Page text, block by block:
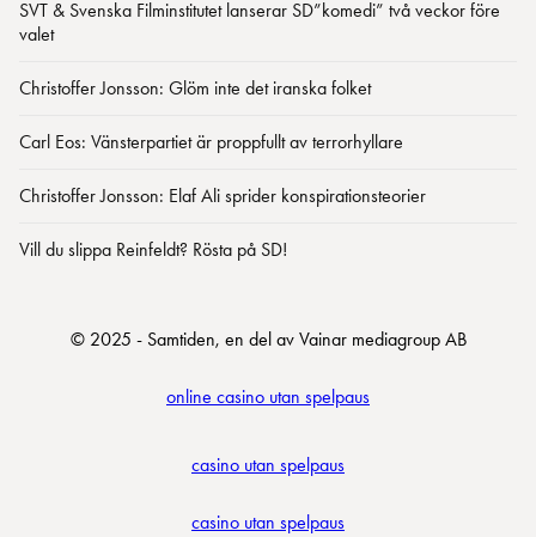
SVT & Svenska Filminstitutet lanserar SD”komedi” två veckor före
valet
Christoffer Jonsson: Glöm inte det iranska folket
Carl Eos: Vänsterpartiet är proppfullt av terrorhyllare
Christoffer Jonsson: Elaf Ali sprider konspirationsteorier
Vill du slippa Reinfeldt? Rösta på SD!
© 2025 - Samtiden, en del av Vainar mediagroup AB
online casino utan spelpaus
casino utan spelpaus
casino utan spelpaus